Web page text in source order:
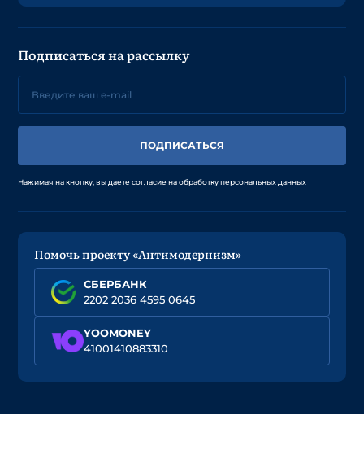
Подписаться на рассылку
ПОДПИСАТЬСЯ
Нажимая на кнопку, вы даете согласие на обработку персональных данных
Помочь проекту «Антимодернизм»
СБЕРБАНК
2202 2036 4595 0645
YOOMONEY
41001410883310